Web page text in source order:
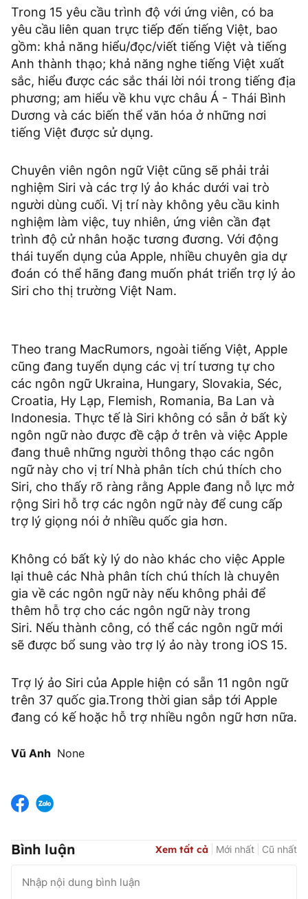
Trong 15 yêu cầu trình độ với ứng viên, có ba
yêu cầu liên quan trực tiếp đến tiếng Việt, bao
gồm: khả năng hiểu/đọc/viết tiếng Việt và tiếng
Anh thành thạo; khả năng nghe tiếng Việt xuất
sắc, hiểu được các sắc thái lời nói trong tiếng địa
phương; am hiểu về khu vực châu Á - Thái Bình
Dương và các biến thể văn hóa ở những nơi
tiếng Việt được sử dụng.
Chuyên viên ngôn ngữ Việt cũng sẽ phải trải
nghiệm Siri và các trợ lý ảo khác dưới vai trò
người dùng cuối. Vị trí này không yêu cầu kinh
nghiệm làm việc, tuy nhiên, ứng viên cần đạt
trình độ cử nhân hoặc tương đương. Với động
thái tuyển dụng của Apple, nhiều chuyên gia dự
đoán có thể hãng đang muốn phát triển trợ lý ảo
Siri cho thị trường Việt Nam.
Theo trang MacRumors, ngoài tiếng Việt, Apple
cũng đang tuyển dụng các vị trí tương tự cho
các ngôn ngữ Ukraina, Hungary, Slovakia, Séc,
Croatia, Hy Lạp, Flemish, Romania, Ba Lan và
Indonesia. Thực tế là Siri không có sẵn ở bất kỳ
ngôn ngữ nào được đề cập ở trên và việc Apple
đang thuê những người thông thạo các ngôn
ngữ này cho vị trí Nhà phân tích chú thích cho
Siri, cho thấy rõ ràng rằng Apple đang nỗ lực mở
rộng Siri hỗ trợ các ngôn ngữ này để cung cấp
trợ lý giọng nói ở nhiều quốc gia hơn.
Không có bất kỳ lý do nào khác cho việc Apple
lại thuê các Nhà phân tích chú thích là chuyên
gia về các ngôn ngữ này nếu không phải để
thêm hỗ trợ cho các ngôn ngữ này trong
Siri. Nếu thành công, có thể các ngôn ngữ mới
sẽ được bổ sung vào trợ lý ảo này trong iOS 15.
Trợ lý ảo Siri của Apple hiện có sẵn 11 ngôn ngữ
trên 37 quốc gia.Trong thời gian sắp tới Apple
đang có kế hoặc hỗ trợ nhiều ngôn ngữ hơn nữa.
Vũ Anh None
Bình luận Xem tất cả Mới nhất Cũ nhất